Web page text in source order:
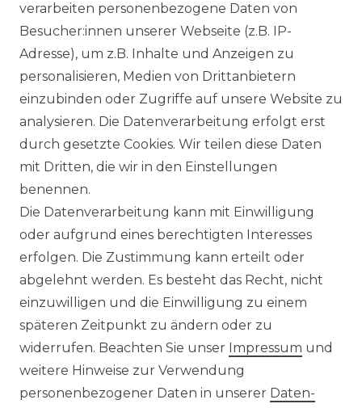
Ähnlicher Artikel
Venti - Modern Fit - Herren
Langarm Business Hemd
(144262600)
UVP 49,99 €
ab 47,99 € *
inkl. ges. MwSt. Versandkosten
Impressum Daten­schutz­erklärung
verarbeiten personenbezogene Daten von
Besucher:innen unserer Webseite (z.B. IP-
Adresse), um z.B. Inhalte und Anzeigen zu
personalisieren, Medien von Drittanbietern
einzubinden oder Zugriffe auf unsere Website zu
analysieren. Die Datenverarbeitung erfolgt erst
durch gesetzte Cookies. Wir teilen diese Daten
mit Dritten, die wir in den Einstellungen
benennen.
Die Datenverarbeitung kann mit Einwilligung
oder aufgrund eines berechtigten Interesses
erfolgen. Die Zustimmung kann erteilt oder
abgelehnt werden. Es besteht das Recht, nicht
einzuwilligen und die Einwilligung zu einem
späteren Zeitpunkt zu ändern oder zu
widerrufen. Beachten Sie unser Impressum und
weitere Hinweise zur Verwendung
personenbezogener Daten in unserer Daten­